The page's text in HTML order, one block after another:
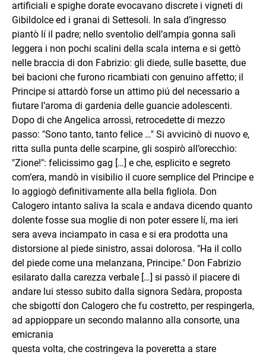
artificiali e spighe dorate evocavano discrete i vigneti di
Gibildolce ed i granai di Settesoli. In sala d’ingresso
piantò lí il padre; nello sventolio dell’ampia gonna salì
leggera i non pochi scalini della scala interna e si gettò
nelle braccia di don Fabrizio: gli diede, sulle basette, due
bei bacioni che furono ricambiati con genuino affetto; il
Principe si attardò forse un attimo piú del necessario a
fiutare l’aroma di gardenia delle guancie adolescenti.
Dopo di che Angelica arrossì, retrocedette di mezzo
passo: "Sono tanto, tanto felice …" Si avvicinò di nuovo e,
ritta sulla punta delle scarpine, gli sospirò all’orecchio:
"Zione!": felicissimo gag […] e che, esplicito e segreto
com’era, mandò in visibilio il cuore semplice del Principe e
lo aggiogò definitivamente alla bella figliola. Don
Calogero intanto saliva la scala e andava dicendo quanto
dolente fosse sua moglie di non poter essere lí, ma ieri
sera aveva inciampato in casa e si era prodotta una
distorsione al piede sinistro, assai dolorosa. "Ha il collo
del piede come una melanzana, Principe." Don Fabrizio
esilarato dalla carezza verbale […] si passò il piacere di
andare lui stesso subito dalla signora Sedàra, proposta
che sbigottí don Calogero che fu costretto, per respingerla,
ad appioppare un secondo malanno alla consorte, una
emicrania
questa volta, che costringeva la poveretta a stare